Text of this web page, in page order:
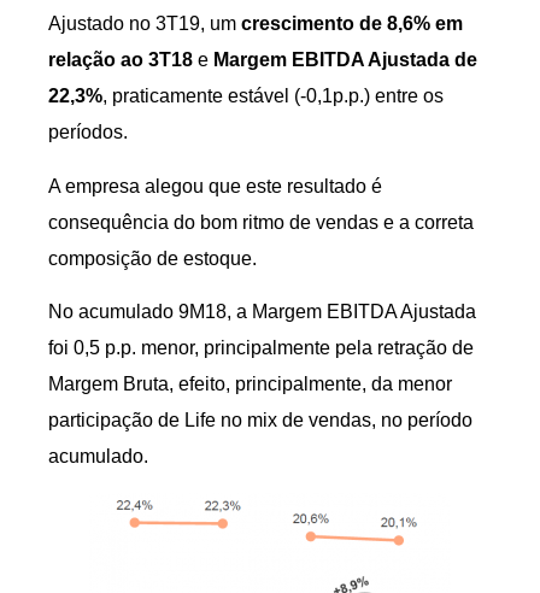
Ajustado no 3T19, um crescimento de 8,6% em
relação ao 3T18 e Margem EBITDA Ajustada de
22,3%, praticamente estável (-0,1p.p.) entre os
períodos.
A empresa alegou que este resultado é
consequência do bom ritmo de vendas e a correta
composição de estoque.
No acumulado 9M18, a Margem EBITDA Ajustada
foi 0,5 p.p. menor, principalmente pela retração de
Margem Bruta, efeito, principalmente, da menor
participação de Life no mix de vendas, no período
acumulado.